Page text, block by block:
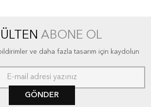
ABONE OL
ve daha fazla tasarım için kaydolun
GÖNDER